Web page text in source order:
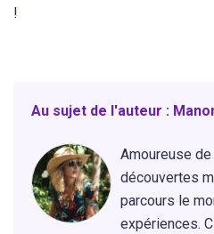
!
Au sujet de l'auteur :
Amoureuse
découvertes
parcours le
expériences.